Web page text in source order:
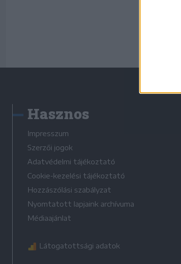
Hasznos
Impresszum
Szerzői jogok
Adatvédelmi tájékoztató
Cookie-kezelési tájékoztató
Hozzászólási szabályzat
Nyomtatott lapjaink archívuma
Médiaajánlat
Látogatottsági adatok